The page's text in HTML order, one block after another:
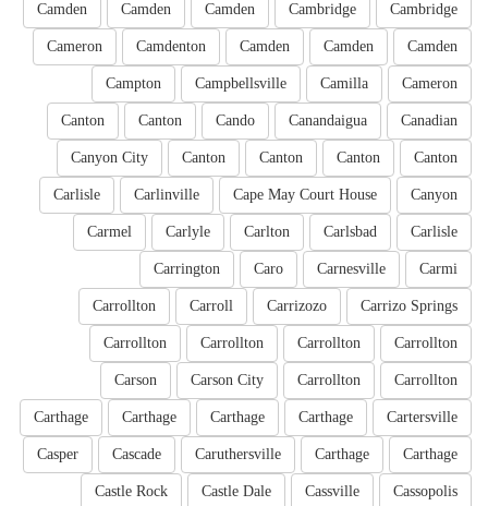
Cambridge
Cambridge
Camden
Camden
Camden
Camden
Camden
Camden
Camdenton
Cameron
Cameron
Camilla
Campbellsville
Campton
Canadian
Canandaigua
Cando
Canton
Canton
Canton
Canton
Canton
Canton
Canyon City
Canyon
Cape May Court House
Carlinville
Carlisle
Carlisle
Carlsbad
Carlton
Carlyle
Carmel
Carmi
Carnesville
Caro
Carrington
Carrizo Springs
Carrizozo
Carroll
Carrollton
Carrollton
Carrollton
Carrollton
Carrollton
Carrollton
Carrollton
Carson City
Carson
Cartersville
Carthage
Carthage
Carthage
Carthage
Carthage
Carthage
Caruthersville
Cascade
Casper
Cassopolis
Cassville
Castle Dale
Castle Rock